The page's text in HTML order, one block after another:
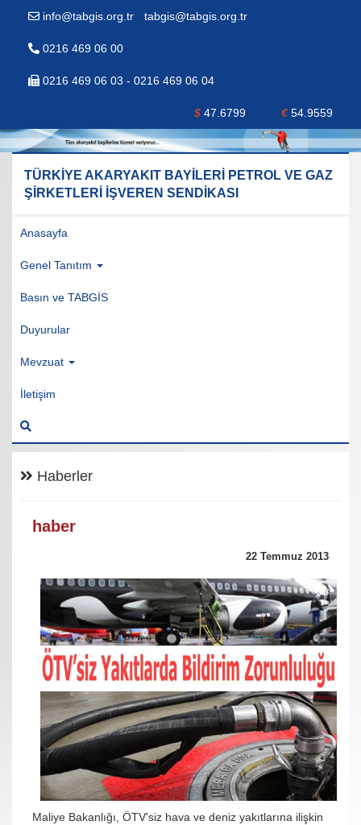
info@tabgis.org.tr - tabgis@tabgis.org.tr
0216 469 06 00
0216 469 06 03 - 0216 469 06 04
$ 47.6799 €54.9559
TÜRKİYE AKARYAKIT BAYİLERİ PETROL VE GAZ
ŞİRKETLERİ İŞVEREN SENDİKASI
Anasayfa
Genel Tanıtım
Basın ve TABGİS
Duyurular
Mevzuat
İletişim
Haberler
haber
22 Temmuz 2013
Maliye Bakanlığı, ÖTV'siz hava ve deniz yakıtlarına ilişkin